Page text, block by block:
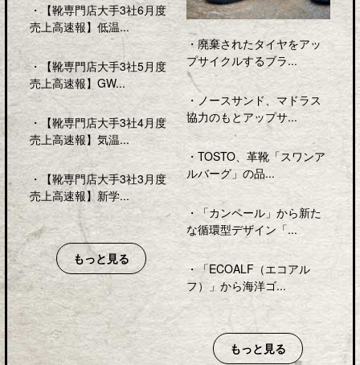
・【靴専門店大手3社6月度
売上高速報】低温...
・【靴専門店大手3社5月度
売上高速報】GW...
・【靴専門店大手3社4月度
売上高速報】気温...
・【靴専門店大手3社3月度
売上高速報】新学...
もっと見る
・ 廃棄されたタイヤをアッ
プサイクルするブラ...
・ ノースサンド、マドラス
協力のもとアップサ...
・ TOSTO、革靴「スワンア
ルバーグ」の品...
・ 「カンペール」から新た
な循環型デザイン「...
・「ECOALF（エコアル
フ）」から海洋ゴ...
もっと見る